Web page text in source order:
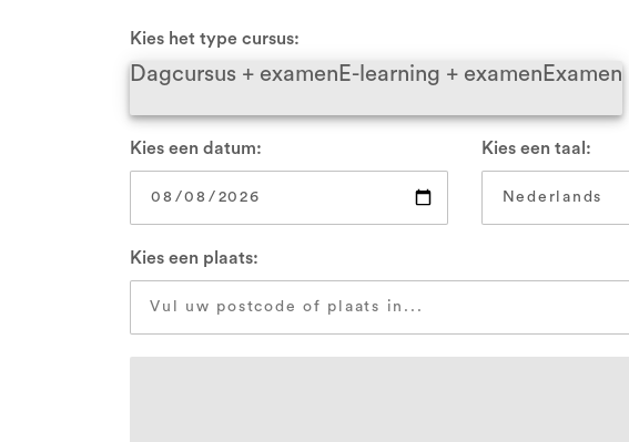
VCA Zwolle
Kies het type cursus:
Dagcursus + examen E-learning + examen Examen
Kies een datum: Kies een taal:
Kies een plaats: